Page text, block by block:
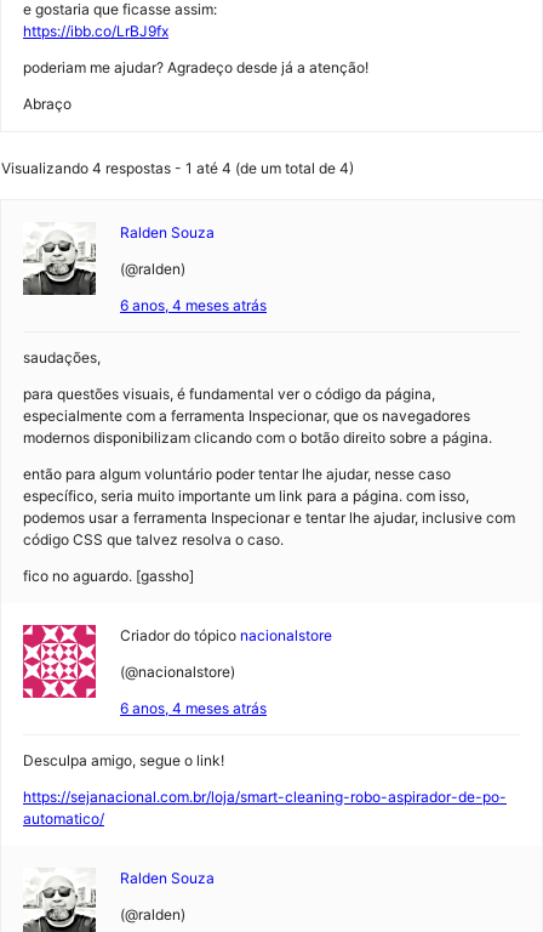
e gostaria que ficasse assim:
https://ibb.co/LrBJ9fx
poderiam me ajudar? Agradeço desde já a atenção!
Abraço
Visualizando 4 respostas - 1 até 4 (de um total de 4)
Ralden Souza
(@ralden)
6 anos, 4 meses atrás
saudações,
para questões visuais, é fundamental ver o código da página,
especialmente com a ferramenta Inspecionar, que os navegadores
modernos disponibilizam clicando com o botão direito sobre a página.
então para algum voluntário poder tentar lhe ajudar, nesse caso
específico, seria muito importante um link para a página. com isso,
podemos usar a ferramenta Inspecionar e tentar lhe ajudar, inclusive com
código CSS que talvez resolva o caso.
fico no aguardo. [gassho]
Criador do tópico nacionalstore
(@nacionalstore)
6 anos, 4 meses atrás
Desculpa amigo, segue o link!
https://sejanacional.com.br/loja/smart-cleaning-robo-aspirador-de-po-
automatico/
Ralden Souza
(@ralden)